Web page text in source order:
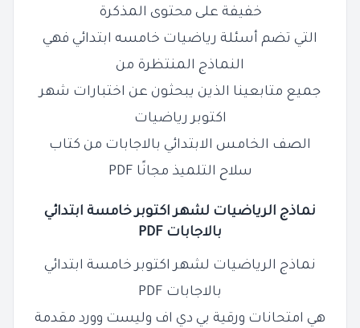
خفيفة على محتوى المذكرة
التي تضم أسئلة رياضيات خامسه ابتدائي فهي
النماذج المنتظرة من
جميع متابعينا الذين يبحثون عن اختبارات شهر
اكتوبر رياضيات
الصف الخامس الابتدائي بالاجابات من كتاب
سلاح التلميذ مجانًا PDF
نماذج الرياضيات لشهر اكتوبر خامسة ابتدائي
بالاجابات PDF
نماذج الرياضيات لشهر اكتوبر خامسة ابتدائي
بالاجابات PDF
هي امتحانات ورقية بي دي اف وليست وورد مقدمة